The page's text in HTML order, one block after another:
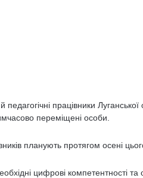
працівники Луганської
переміщені особи.
планують протягом осені
цифрові компетентності та